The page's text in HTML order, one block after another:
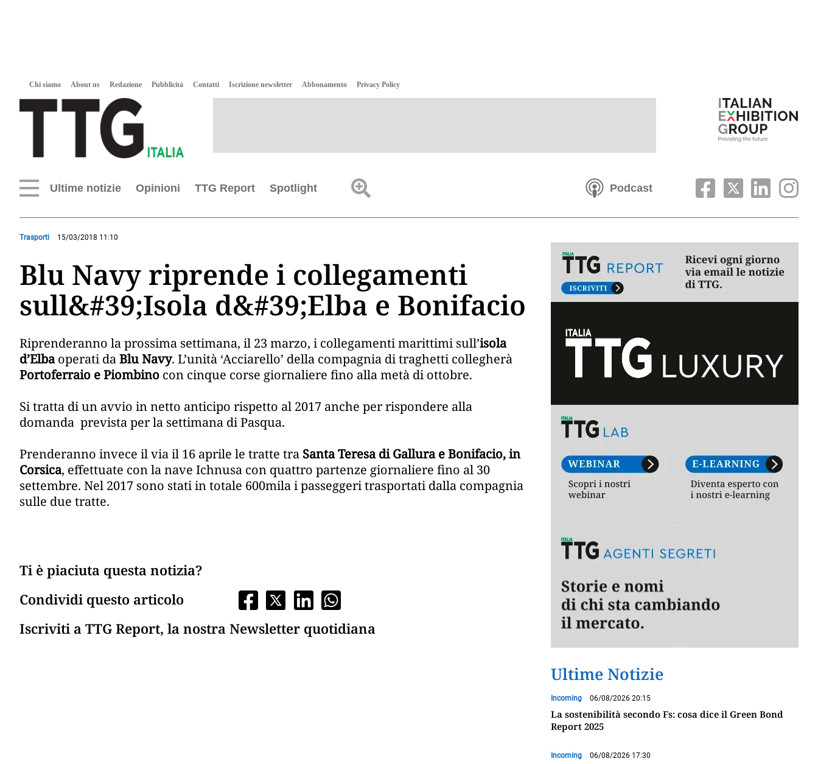
Chi siamo About us Redazione Pubblicità Contatti Iscrizione newsletter Abbonamento Privacy Policy
Ultime notizie Opinioni TTG Report Spotlight Podcast
Trasporti 15/03/2018 11:10
Blu Navy riprende i collegamenti
sull&#39;Isola d&#39;Elba e Bonifacio
Riprenderanno la prossima settimana, il 23 marzo, i collegamenti marittimi sull’isola
d’Elbaoperati daBlu Navy. L’unità ‘Acciarello’ della compagnia di traghetti collegherà
Portoferraio e Piombino con cinque corse giornaliere fino alla metà di ottobre.
Si tratta di un avvio in netto anticipo rispetto al 2017 anche per rispondere alla
domanda prevista per la settimana di Pasqua.
Prenderanno invece il via il 16 aprile le tratte tra Santa Teresa di Gallura e Bonifacio, in
Corsica, effettuate con la nave Ichnusa con quattro partenze giornaliere fino al 30
settembre. Nel 2017 sono stati in totale 600mila i passeggeri trasportati dalla compagnia
sulle due tratte.
Ti è piaciuta questa notizia?
Condividi questo articolo
Iscriviti a TTG Report, la nostra Newsletter quotidiana
Ultime Notizie
Incoming 06/08/2026 20:15
La sostenibilità secondo Fs: cosa dice il Green Bond
Report 2025
Incoming 06/08/2026 17:30